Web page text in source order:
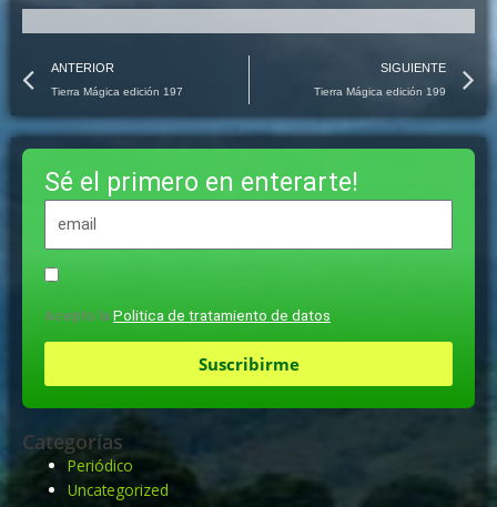
Prev
ANTERIOR
Tierra Mágica edición 197
SIGUIENTE
Tierra Mágica edición 199
Sé el primero en enterarte!
Acepto la Politica de tratamiento de datos
Suscribirme
Categorías
Periódico
Uncategorized